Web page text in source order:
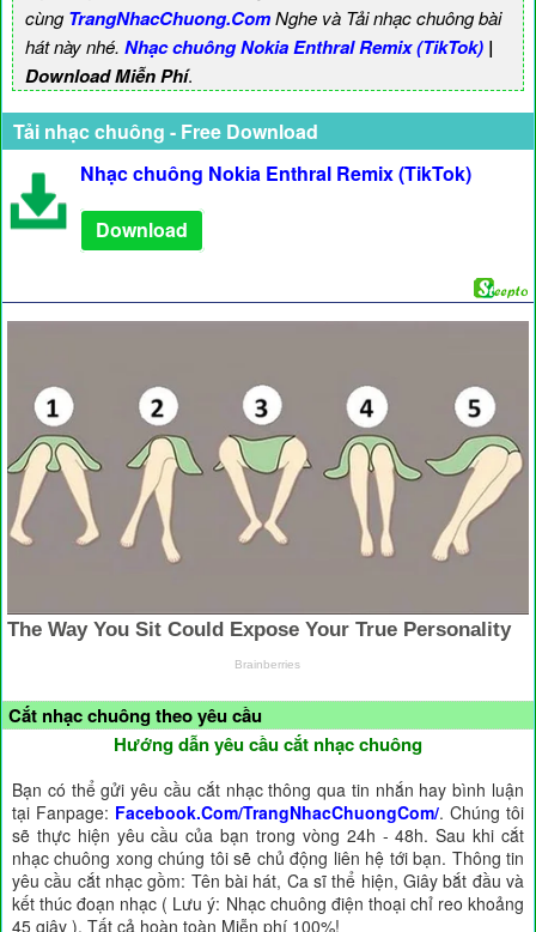
cùngTrangNhacChuong.ComNghe và Tải nhạc chuông bài
hát này nhé. Nhạc chuông Nokia Enthral Remix (TikTok) |
Download Miễn Phí.
Tải nhạc chuông - Free Download
Nhạc chuông Nokia Enthral Remix (TikTok)
Download
Cắt nhạc chuông theo yêu cầu
Hướng dẫn yêu cầu cắt nhạc chuông
Bạn có thể gửi yêu cầu cắt nhạc thông qua tin nhắn hay bình luận
tại Fanpage: Facebook.Com/TrangNhacChuongCom/. Chúng tôi
sẽ thực hiện yêu cầu của bạn trong vòng 24h - 48h. Sau khi cắt
nhạc chuông xong chúng tôi sẽ chủ động liên hệ tới bạn. Thông tin
yêu cầu cắt nhạc gồm: Tên bài hát, Ca sĩ thể hiện, Giây bắt đầu và
kết thúc đoạn nhạc ( Lưu ý: Nhạc chuông điện thoại chỉ reo khoảng
45 giây ). Tất cả hoàn toàn Miễn phí 100%!